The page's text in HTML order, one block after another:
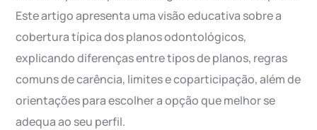
Este artigo apresenta uma visão educativa sobre a
cobertura típica dos planos odontológicos,
explicando diferenças entre tipos de planos, regras
comuns de carência, limites e coparticipação, além de
orientações para escolher a opção que melhor se
adequa ao seu perfil.